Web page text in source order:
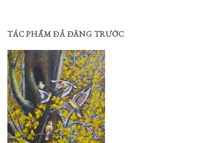
TÁC PHẨM ĐÃ ĐĂNG TRƯỚC